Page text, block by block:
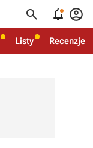
  
Listy Recenzje